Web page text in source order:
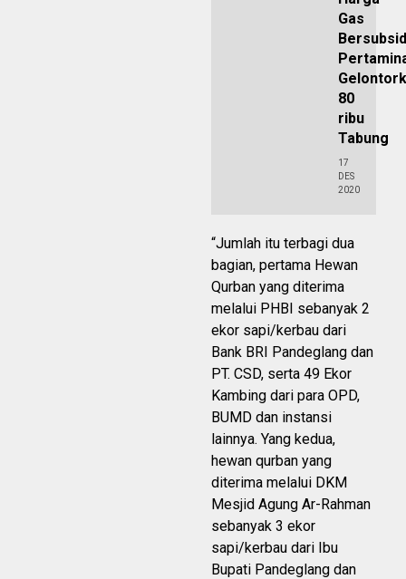
Gas
80
ribu
Tabung
17
DES
2020
“Jumlah itu terbagi dua
bagian, pertama Hewan
Qurban yang diterima
melalui PHBI sebanyak 2
ekor sapi/kerbau dari
Bank BRI Pandeglang dan
PT. CSD, serta 49 Ekor
Kambing dari para OPD,
BUMD dan instansi
lainnya. Yang kedua,
hewan qurban yang
diterima melalui DKM
Mesjid Agung Ar-Rahman
sebanyak 3 ekor
sapi/kerbau dari Ibu
Bupati Pandeglang dan